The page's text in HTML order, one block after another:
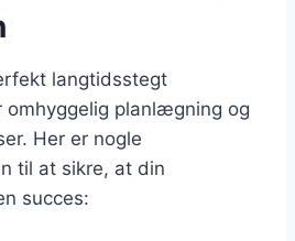
langtidsstegt
planlægning og
Her er nogle
til at sikre, at din
succes: